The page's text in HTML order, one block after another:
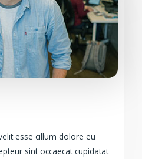
esse cillum dolore eu
sint occaecat cupidatat